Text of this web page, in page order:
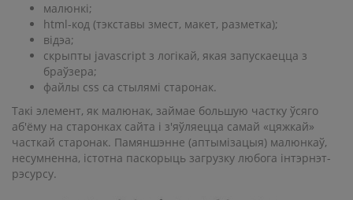
малюнкі;
html-код (тэкставы змест, макет, разметка);
відэа;
скрыпты javascript з логікай, якая запускаецца з
браўзера;
файлы css са стылямі старонак.
Такі элемент, як малюнак, займае большую частку ўсяго
аб'ёму на старонках сайта і з'яўляецца самай «цяжкай»
часткай старонак. Памяншэнне (аптымізацыя) малюнкаў,
несумненна, істотна паскорыць загрузку любога інтэрнэт-
рэсурсу.